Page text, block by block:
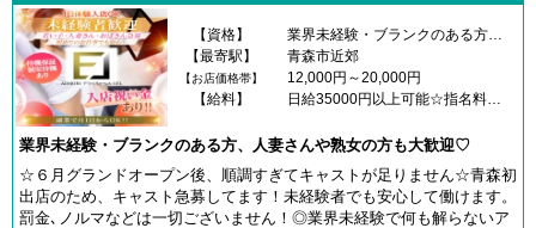
【資格】
【最寄駅】
青森市近郊
【お店価格帯】
12,000円～20,000円
【給料】
業界未経験・ブランクのある方、人妻さんや熟女の方も大歓迎♡
☆６月グランドオープン後、順調すぎてキャストが足りません☆青森初
出店のため、キャスト急募してます！未経験者でも安心して働けます。
罰金､ノルマなどは一切ございません！◎業界未経験で何も解らないア